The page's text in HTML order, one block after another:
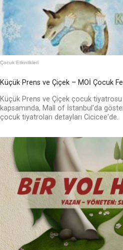
Çocuk Etkinlikleri
Küçük Prens ve Çiçek – MOİ Çocuk
Küçük Prens ve Çiçek çocuk
kapsamında, Mall of İstanbul'da
çocuk tiyatroları detayları Cicicee'de.